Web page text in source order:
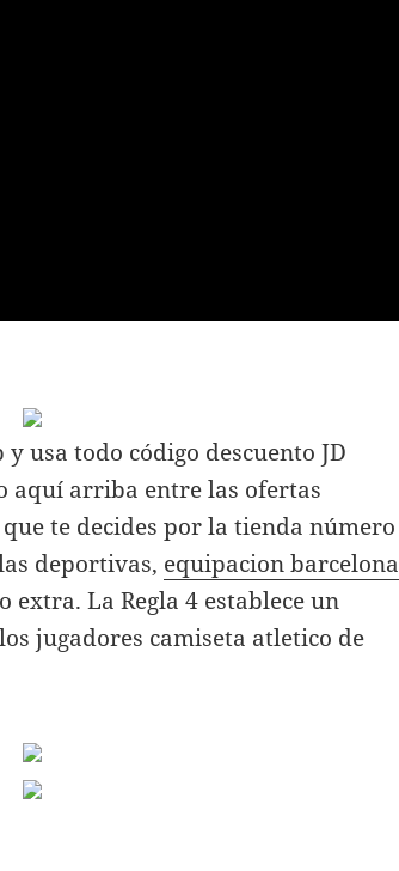
usa todo código descuento JD
aquí arriba entre las ofertas
te decides por la tienda número
deportivas, equipacion barcelona
extra. La Regla 4 establece un
jugadores camiseta atletico de